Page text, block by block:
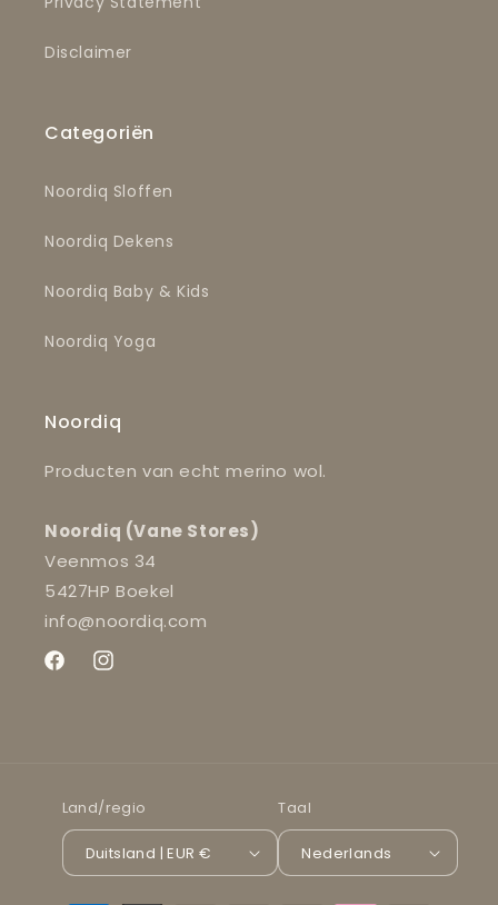
Disclaimer
Categoriën
Noordiq Sloffen
Noordiq Dekens
Noordiq Baby & Kids
Noordiq Yoga
Noordiq
Producten van echt merino wol.
Noordiq (Vane Stores)
Veenmos 34
5427HP Boekel
info@noordiq.com
FacebookInstagram
Land/regio
Duitsland | EUR €
Taal
Nederlands